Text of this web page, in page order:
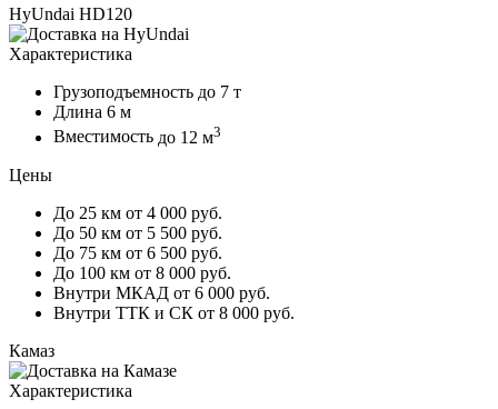
HyUndai HD120
Характеристика
Грузоподъемность до 7 т
Длина 6 м
Вместимость до 12 м3
Цены
До 25 км от 4 000 руб.
До 50 км от 5 500 руб.
До 75 км от 6 500 руб.
До 100 км от 8 000 руб.
Внутри МКАД от 6 000 руб.
Внутри ТТК и СК от 8 000 руб.
Камаз
Характеристика